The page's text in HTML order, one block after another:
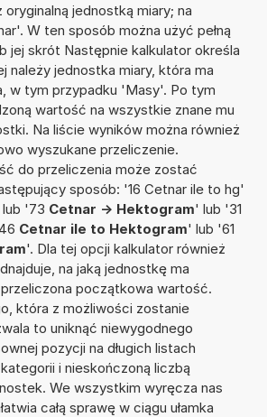
jednostką miary; na
W ten sposób można użyć pełną
jej skrót Następnie kalkulator określa
należy jednostka miary, która ma
w tym przypadku 'Masy'. Po tym
wartość na wszystkie znane mu
Na liście wyników można również
wyszukane przeliczenie.
do przeliczenia może zostać
sposób: '16 Cetnar ile to hg'
'73 Cetnar -> Hektogram' lub '31
Cetnar ile to Hektogram' lub '61
'. Dla tej opcji kalkulator również
na jaką jednostkę ma
początkowa wartość.
która z możliwości zostanie
to uniknąć niewygodnego
pozycji na długich listach
i nieskończoną liczbą
We wszystkim wyręcza nas
całą sprawę w ciągu ułamka